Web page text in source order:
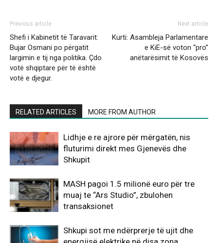
Previous article
Shefi i Kabinetit të Taravarit:
Bujar Osmani po përgatit
largimin e tij nga politika. Çdo
votë shqiptare për të është
votë e djegur.
Next article
Kurti: Asambleja Parlamentare
e KiE-së voton “pro”
anëtarësimit të Kosovës
RELATED ARTICLES MORE FROM AUTHOR
Lidhje e re ajrore për mërgatën, nis
fluturimi direkt mes Gjenevës dhe
Shkupit
MASH pagoi 1.5 milionë euro për tre
muaj te “Ars Studio”, zbulohen
transaksionet
Shkupi sot me ndërprerje të ujit dhe